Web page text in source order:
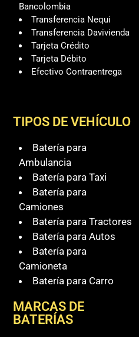
Bancolombia
Transferencia Nequi
Transferencia Davivienda
Tarjeta Crédito
Tarjeta Débito
Efectivo Contraentrega
TIPOS DE VEHÍCULO
Batería para
Ambulancia
Batería para Taxi
Batería para
Camiones
Batería para Tractores
Batería para Autos
Batería para
Camioneta
Batería para Carro
MARCAS DE
BATERÍAS